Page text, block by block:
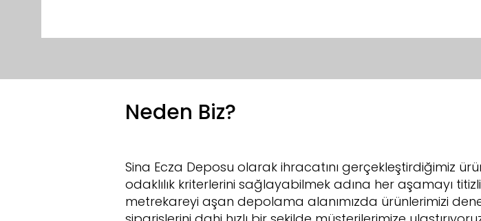
Neden Biz?
Sina Ecza Deposu olarak ihracatını gerçekleştirdiğimiz
odaklılık kriterlerini sağlayabilmek adına her aşamayı
metrekareyi aşan depolama alanımızda ürünlerimizi